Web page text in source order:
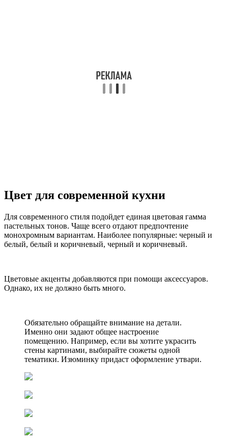
Цвет для современной кухни
Для современного стиля подойдет единая цветовая гамма
пастельных тонов. Чаще всего отдают предпочтение
монохромным вариантам. Наиболее популярные: черный и
белый, белый и коричневый, черный и коричневый.
Цветовые акценты добавляются при помощи аксессуаров.
Однако, их не должно быть много.
Обязательно обращайте внимание на детали.
Именно они задают общее настроение
помещению. Например, если вы хотите украсить
стены картинами, выбирайте сюжеты одной
тематики. Изюминку придаст оформление утвари.